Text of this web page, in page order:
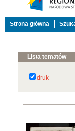
Strona główna
Lista tematów
druk